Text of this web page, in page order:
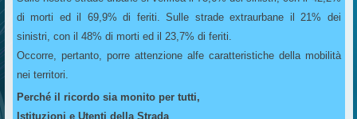
di morti ed il 69,9% di feriti. Sulle strade extraurbane il 21% dei
sinistri, con il 48% di morti ed il 23,7% di feriti.
Occorre, pertanto, porre attenzione alfe caratteristiche della mobilità
nei territori.
Perché il ricordo sia monito per tutti,
Istituzioni e Utenti della Strada